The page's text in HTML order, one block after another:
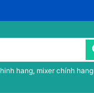
hang, mixer chính hang